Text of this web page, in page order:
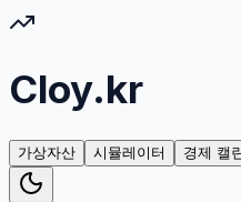
Cloy.kr
가상자산 시뮬레이터 경제 캘